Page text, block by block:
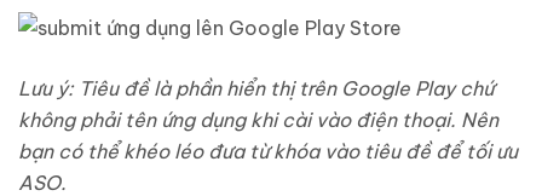
Lưu ý: Tiêu đề là phần hiển thị trên Google Play chứ
không phải tên ứng dụng khi cài vào điện thoại. Nên
bạn có thể khéo léo đưa từ khóa vào tiêu đề để tối ưu
ASO.